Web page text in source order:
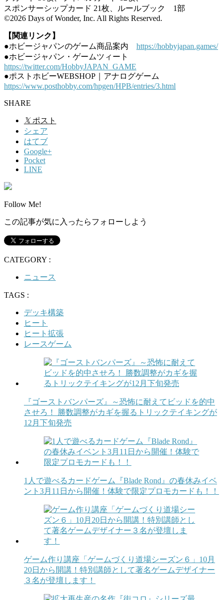
スポンサーシップカード 21枚、ルールブック 1部
©2026 Days of Wonder, Inc. All Rights Reserved.
【関連リンク】
●ホビージャパンのゲーム商品案内 https://hobbyjapan.games/
●ホビージャパン・ゲームツィート
https://twitter.com/HobbyJAPAN_GAME
●ポストホビーWEBSHOP｜アナログゲーム
https://www.posthobby.com/hpgen/HPB/entries/3.html
SHARE
𝕏 ポスト
シェア
はてブ
Google+
Pocket
LINE
Follow Me!
この記事が気に入ったらフォローしよう
CATEGORY :
ニュース
TAGS :
デッキ構築
ヒート
ヒート拡張
レースゲーム
『ゴーストバンパーズ』～恐怖に耐えてビッドを的中
させろ！ 勝数調整がカギを握るトリックテイキングが
12月下旬発売
1人で遊べるカードゲーム『Blade Rond』の春休みイベ
ント3月11日から開催！体験で限定プロモカードも！！
ゲーム作り講座「ゲームづくり道場シーズン６」10月
20日から開講！特別講師として著名ゲームデザイナー
３名が登壇します！